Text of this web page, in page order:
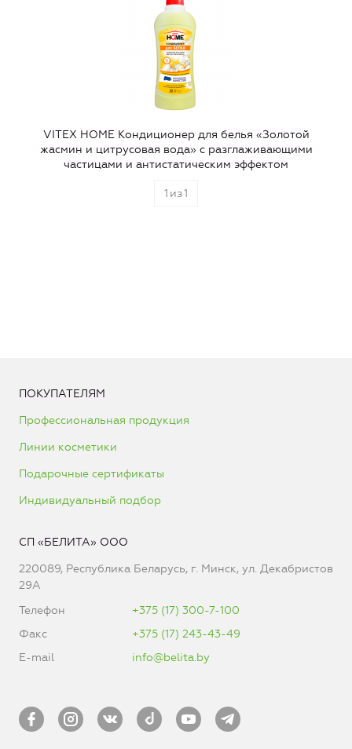
VITEX HOME Кондиционер для белья «Золотой
жасмин и цитрусовая вода» с разглаживающими
частицами и антистатическим эффектом
1 из1
ПОКУПАТЕЛЯМ
Профессиональная продукция
Линии косметики
Подарочные сертификаты
Индивидуальный подбор
СП «БЕЛИТА» ООО
220089, Республика Беларусь, г. Минск, ул. Декабристов
29А
Телефон
+375 (17) 300-7-100
Факс
+375 (17) 243-43-49
E-mail
info@belita.by